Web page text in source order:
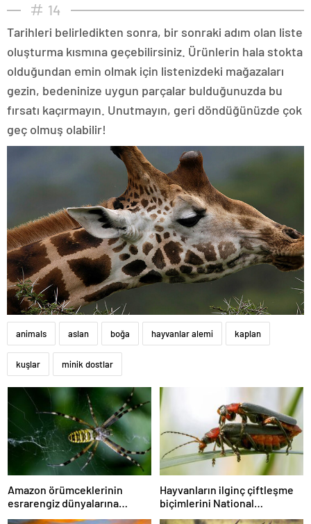
14
Tarihleri belirledikten sonra, bir sonraki adım olan liste
oluşturma kısmına geçebilirsiniz. Ürünlerin hala stokta
olduğundan emin olmak için listenizdeki mağazaları
gezin, bedeninize uygun parçalar bulduğunuzda bu
fırsatı kaçırmayın. Unutmayın, geri döndüğünüzde çok
geç olmuş olabilir!
animals aslan boğa hayvanlar alemi kaplan
kuşlar minik dostlar
Amazon örümceklerinin
esrarengiz dünyalarına
gitmeye hazır olun.
Hayvanların ilginç çiftleşme
biçimlerini National
Geographic görüntüledi.